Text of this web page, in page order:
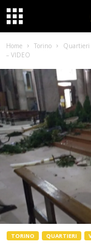
Home Torino Quartieri
– VIDEO
TORINO QUARTIERI